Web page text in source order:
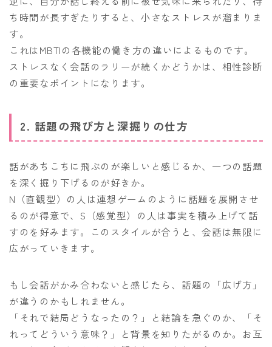
ち時間が長すぎたりすると、小さなストレスが溜まりま
す。
これはMBTIの各機能の働き方の違いによるものです。
ストレスなく会話のラリーが続くかどうかは、相性診断
の重要なポイントになります。
2. 話題の飛び方と深掘りの仕方
話があちこちに飛ぶのが楽しいと感じるか、一つの話題
を深く掘り下げるのが好きか。
N（直観型）の人は連想ゲームのように話題を展開させ
るのが得意で、S（感覚型）の人は事実を積み上げて話
すのを好みます。このスタイルが合うと、会話は無限に
広がっていきます。
もし会話がかみ合わないと感じたら、話題の「広げ方」
が違うのかもしれません。
「それで結局どうなったの？」と結論を急ぐのか、「そ
れってどういう意味？」と背景を知りたがるのか。お互